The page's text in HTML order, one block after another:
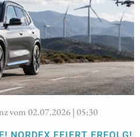
vom 02.07.2026 | 05:30